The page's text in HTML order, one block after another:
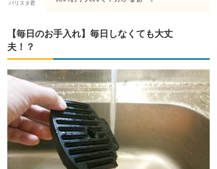
バリスタ君
【毎日のお手入れ】毎日しなくても大丈
夫！？